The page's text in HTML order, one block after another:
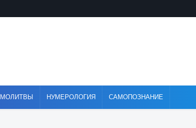
МОЛИТВЫ НУМЕРОЛОГИЯ САМОПОЗНАНИЕ